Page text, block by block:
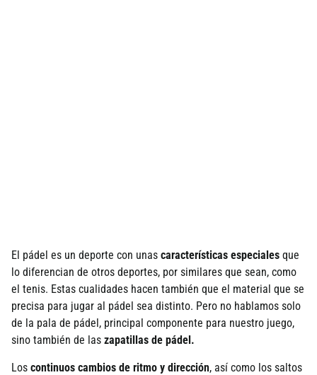
El pádel es un deporte con unas características especiales que
lo diferencian de otros deportes, por similares que sean, como
el tenis. Estas cualidades hacen también que el material que se
precisa para jugar al pádel sea distinto. Pero no hablamos solo
de la pala de pádel, principal componente para nuestro juego,
sino también de las zapatillas de pádel.
Los continuos cambios de ritmo y dirección, así como los saltos